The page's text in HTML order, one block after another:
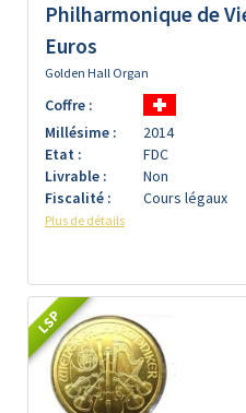
Philharmonique de
Euros
Golden Hall Organ
Coffre :
Millésime :
2014
Etat :
FDC
Livrable :
Non
Fiscalité :
Cours légaux
Plus de détails
LSP